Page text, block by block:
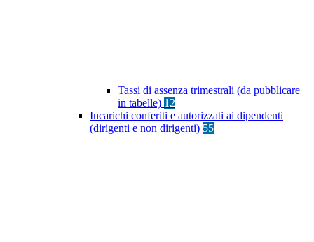
Tassi di assenza trimestrali (da pubblicare
in tabelle) 12
Incarichi conferiti e autorizzati ai dipendenti
(dirigenti e non dirigenti) 55